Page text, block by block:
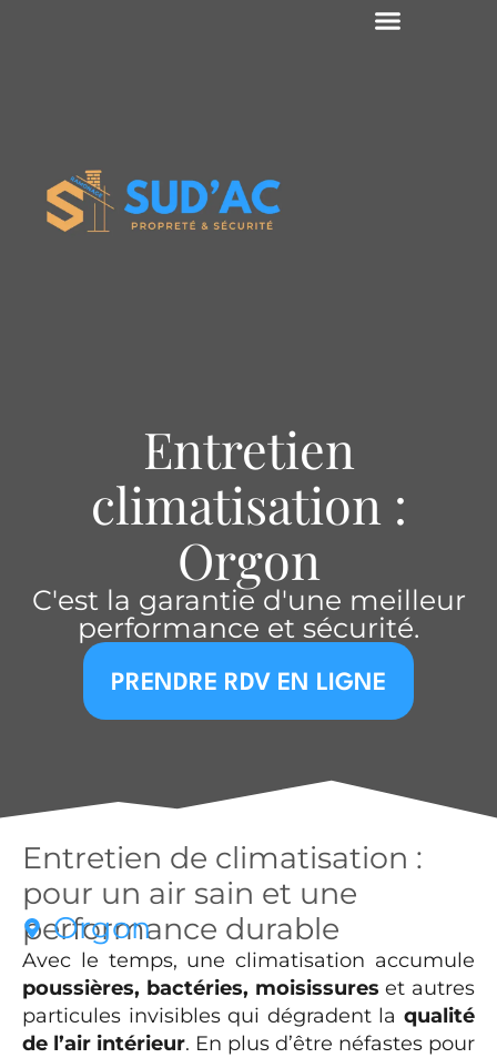
Entretien
climatisation :
Orgon
C'est la garantie d'une meilleur
performance et sécurité.
PRENDRE RDV EN LIGNE
Entretien de climatisation :
pour un air sain et une
performance durable
Orgon
Avec le temps, une climatisation accumule
poussières, bactéries, moisissures et autres
particules invisibles qui dégradent la qualité
de l’air intérieur. En plus d’être néfastes pour